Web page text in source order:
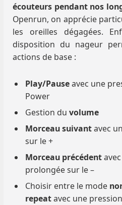
écouteurs pendant nos
Openrun, on apprécie
les oreilles dégagées.
disposition du nageur
actions de base :
Play/Pauseavec une
Power
Gestion du volume
Morceau suivantavec
sur le +
Morceau précédent
prolongée sur le –
Choisir entre le mode
repeatavec une